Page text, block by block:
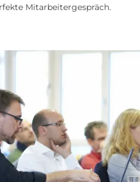
Mitarbeitergespräch.